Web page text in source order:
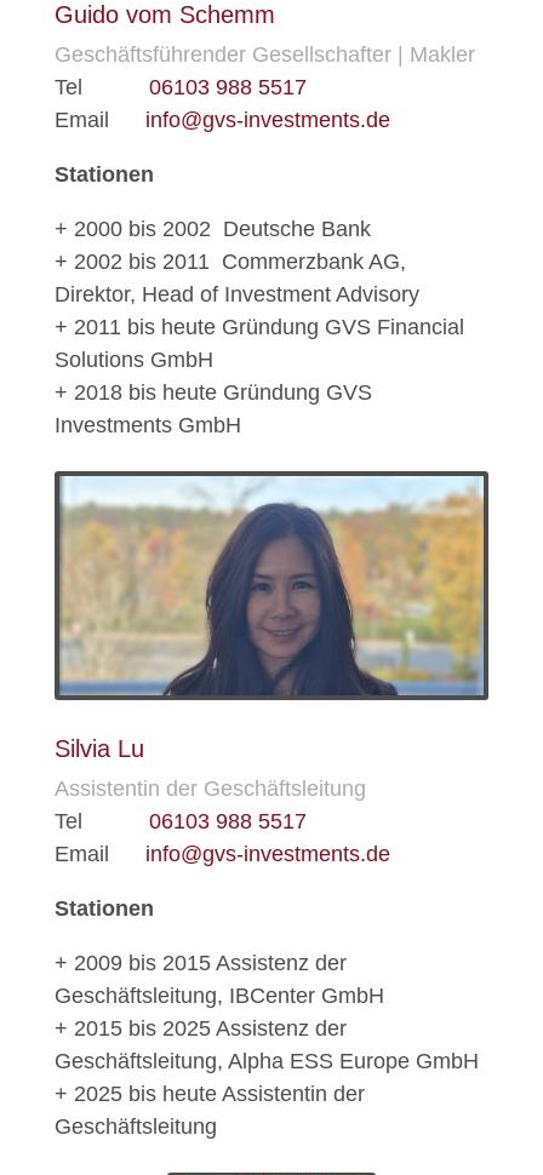
Guido vom Schemm
Geschäftsführender Gesellschafter | Makler
Tel 06103 988 5517
Email info@gvs-investments.de
Stationen
+ 2000 bis 2002 Deutsche Bank
+ 2002 bis 2011 Commerzbank AG,
Direktor, Head of Investment Advisory
+ 2011 bis heute Gründung GVS Financial
Solutions GmbH
+ 2018 bis heute Gründung GVS
Investments GmbH
Silvia Lu
Assistentin der Geschäftsleitung
Tel 06103 988 5517
Email info@gvs-investments.de
Stationen
+ 2009 bis 2015 Assistenz der
Geschäftsleitung, IBCenter GmbH
+ 2015 bis 2025 Assistenz der
Geschäftsleitung, Alpha ESS Europe GmbH
+ 2025 bis heute Assistentin der
Geschäftsleitung